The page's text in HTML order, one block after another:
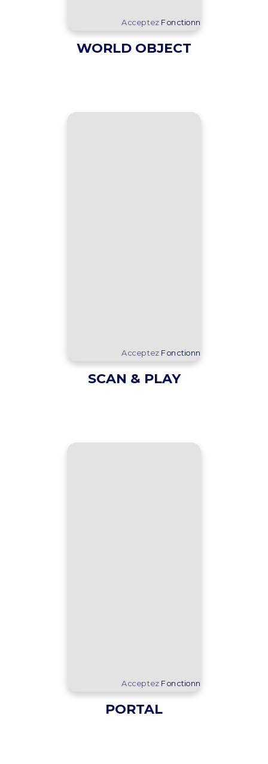
Acceptez Fonctionnel
WORLD OBJECT
Acceptez Fonctionnel
SCAN & PLAY
Acceptez Fonctionnel
PORTAL